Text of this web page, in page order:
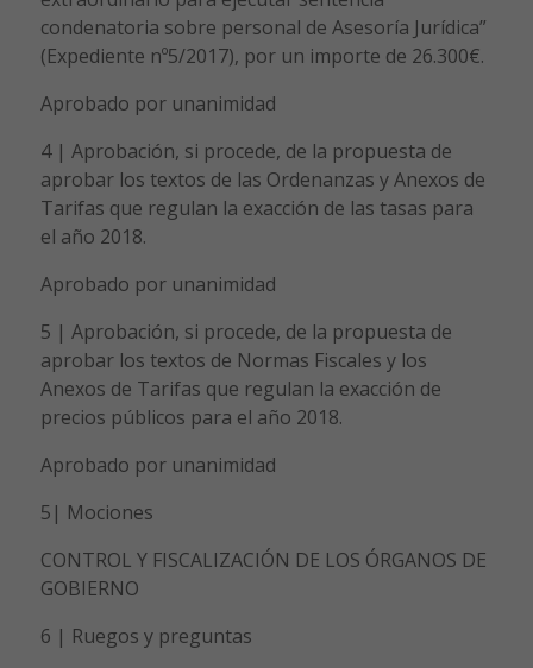
condenatoria sobre personal de Asesoría Jurídica”
(Expediente nº5/2017), por un importe de 26.300€.
Aprobado por unanimidad
4 | Aprobación, si procede, de la propuesta de
aprobar los textos de las Ordenanzas y Anexos de
Tarifas que regulan la exacción de las tasas para
el año 2018.
Aprobado por unanimidad
5 | Aprobación, si procede, de la propuesta de
aprobar los textos de Normas Fiscales y los
Anexos de Tarifas que regulan la exacción de
precios públicos para el año 2018.
Aprobado por unanimidad
5| Mociones
CONTROL Y FISCALIZACIÓN DE LOS ÓRGANOS DE
GOBIERNO
6 | Ruegos y preguntas